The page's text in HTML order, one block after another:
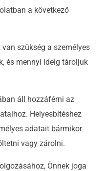
a következő
szükség a személyes
és mennyi ideig tároljuk
áll hozzáférni az
Helyesbítéshez
adatait bármikor
vagy zárolni.
Önnek joga